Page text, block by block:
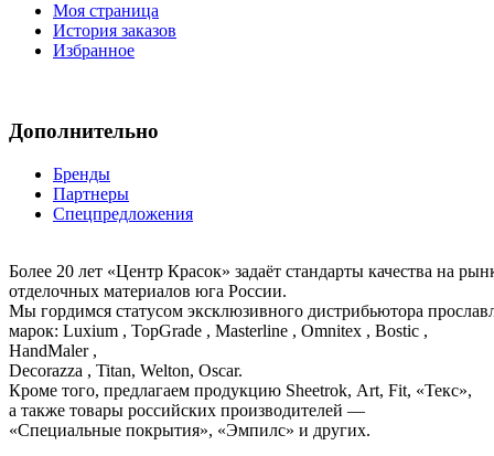
Моя страница
История заказов
Избранное
Дополнительно
Бренды
Партнеры
Спецпредложения
Более 20 лет «Центр Красок» задаёт стандарты качества на
отделочных материалов юга России.
Мы гордимся статусом эксклюзивного дистрибьютора
марок: Luxium , TopGrade , Masterline , Omnitex , Bostic ,
HandMaler ,
Decorazza , Titan, Welton, Oscar.
Кроме того, предлагаем продукцию Sheetrok, Art, Fit, «Текс»,
а также товары российских производителей —
«Специальные покрытия», «Эмпилс» и других.